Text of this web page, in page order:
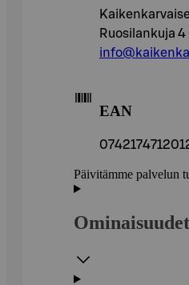
Ruosilankuja
EAN
Päivitämme palvelun
Ominaisuudet